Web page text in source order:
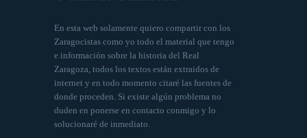
En esta web solamente quiero compartir con los
Zaragocistas como yo todo el material que tengo
e información sobre la historia del Real
Zaragoza, todos los textos están extraidos de
internet y en todo momento citaré las fuentes de
donde proceden. Si existe algún problema no
duden en ponerse en contacto conmigo y lo
solucionaré de inmediato.